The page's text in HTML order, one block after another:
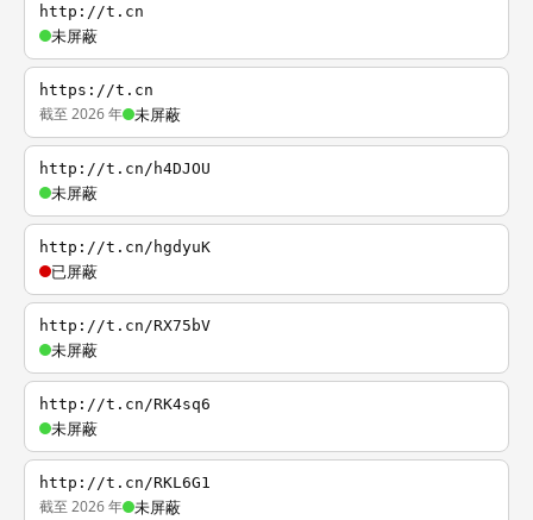
http://t.cn
未屏蔽
https://t.cn
截至 2026 年 未屏蔽
http://t.cn/h4DJOU
未屏蔽
http://t.cn/hgdyuK
已屏蔽
http://t.cn/RX75bV
未屏蔽
http://t.cn/RK4sq6
未屏蔽
http://t.cn/RKL6G1
截至 2026 年 未屏蔽